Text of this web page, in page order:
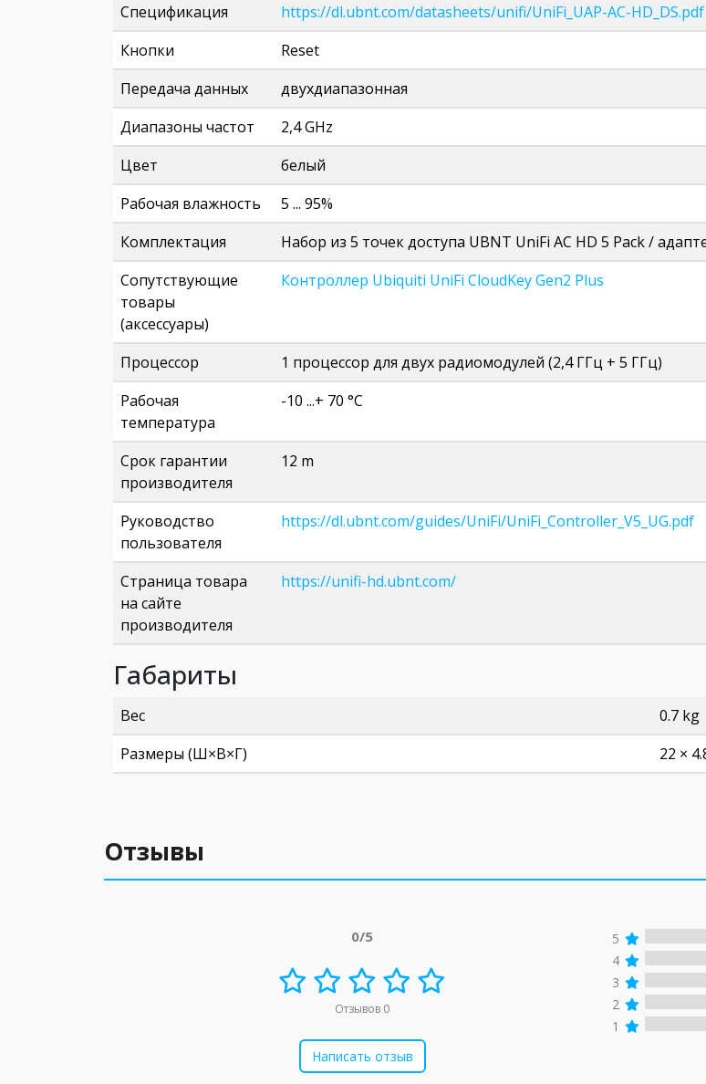
Спецификация
https://dl.ubnt.com/datasheets/unifi/UniFi_UAP-AC-HD_DS.pdf
Кнопки
Reset
Передача данных
двухдиапазонная
Диапазоны частот
2,4 GHz
Цвет
белый
Рабочая влажность
5 ... 95%
Комплектация
Набор из 5 точек доступа UBNT UniFi AC HD 5 Pack /
Сопутствующие
товары
(аксессуары)
Контроллер Ubiquiti UniFi CloudKey Gen2 Plus
Процессор
1 процессор для двух радиомодулей (2,4 ГГц + 5 ГГц)
Рабочая
температура
-10 ...+ 70 °C
Срок гарантии
производителя
12 m
Руководство
пользователя
https://dl.ubnt.com/guides/UniFi/UniFi_Controller_V5_UG.pdf
Страница товара
на сайте
производителя
https://unifi-hd.ubnt.com/
Габариты
Вес
0.7 kg
Размеры (Ш×В×Г)
22 ×
Отзывы
0/5
Отзывов 0
Написать отзыв
5
4
3
2
1